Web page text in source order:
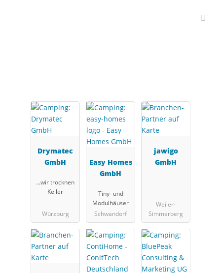
Drymatec
GmbH
...wir trocknen
Keller
Würzburg
Easy Homes
GmbH
Tiny- und
Modulhäuser
Schwandorf
jawigo
GmbH
Weiler-
Simmerberg